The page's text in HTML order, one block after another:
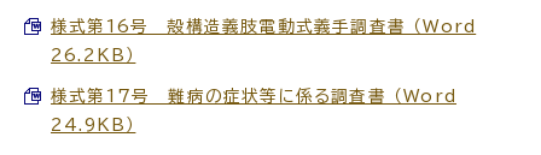
様式第16号 殻構造義肢電動式義手調査書 （Word
26.2KB）
様式第17号 難病の症状等に係る調査書 （Word
24.9KB）